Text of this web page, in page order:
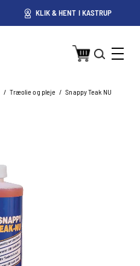
KLIK & HENT I KASTRUP
/ Træolie og pleje / Snappy Teak NU